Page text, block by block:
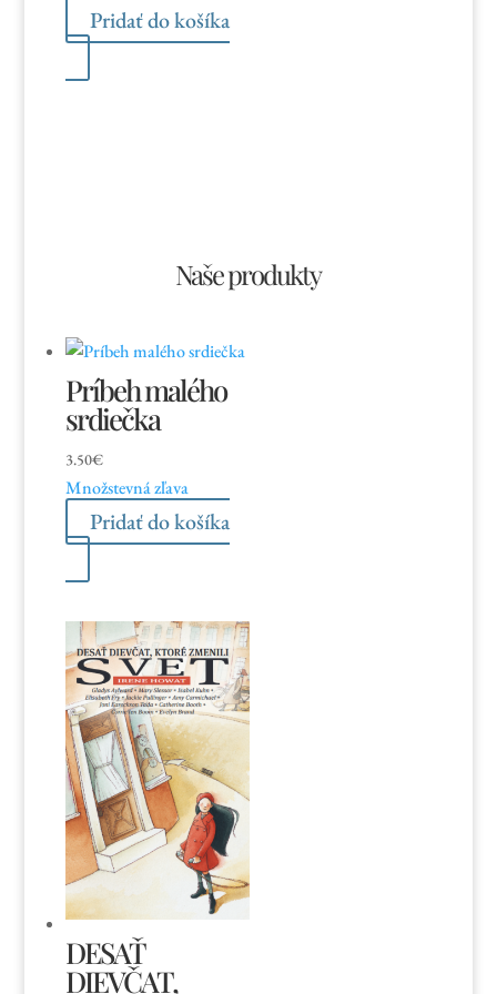
cena
bola:
cena
je:
Pridať do košíka
Naše produkty
Príbeh malého
srdiečka
3.50€
Množstevná zľava
Pridať do košíka
DESAŤ
DIEVČAT,